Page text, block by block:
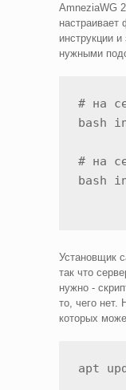
AmneziaWG
инструкции и
нужными
# на
bash
# на
Установщик
так что
нужно -
то, чего нет.
которых